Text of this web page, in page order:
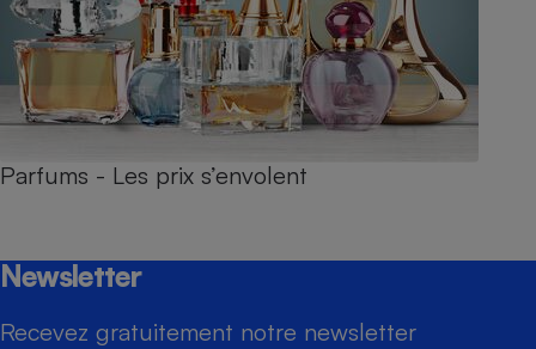
Parfums - Les prix s’envolent
Newsletter
Recevez gratuitement notre newsletter